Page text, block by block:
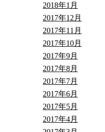
2018年1月
2017年12月
2017年11月
2017年10月
2017年9月
2017年8月
2017年7月
2017年6月
2017年5月
2017年4月